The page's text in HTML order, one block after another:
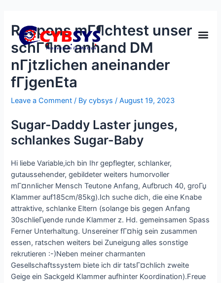
Respons mГ¶chtest unser
schГ¶ne anhand DM
nГјtzlichen aneinander
fГјgenEta
Leave a Comment / Bycybsys/August 19, 2023
Sugar-Daddy Laster junges,
schlankes Sugar-Baby
Hi liebe Variable,ich bin Ihr gepflegter, schlanker,
gutaussehender, gebildeter weiters humorvoller
mГ¤nnlicher Mensch Teutone Anfang, Aufbruch 40, groГџ
Klammer auf185cm/85kg).Ich suche dich, die eine Knabe
attraktive, schlanke Eltern (solange bis gegen Anfang
30schlieГџende runde Klammer z. Hd. gemeinsamen Spass
Ferner Unterhaltung. Unsereiner fГ¤hig sein zusammen
essen, ratschen weiters bei Zuneigung alles sonstige
rekrutieren :-)Neben meiner charmanten
Gesellschaftssystem biete ich dir tatsГ¤chlich zweite
Geige ein Sackgeld Klammer aufhinter Koordination).Freue